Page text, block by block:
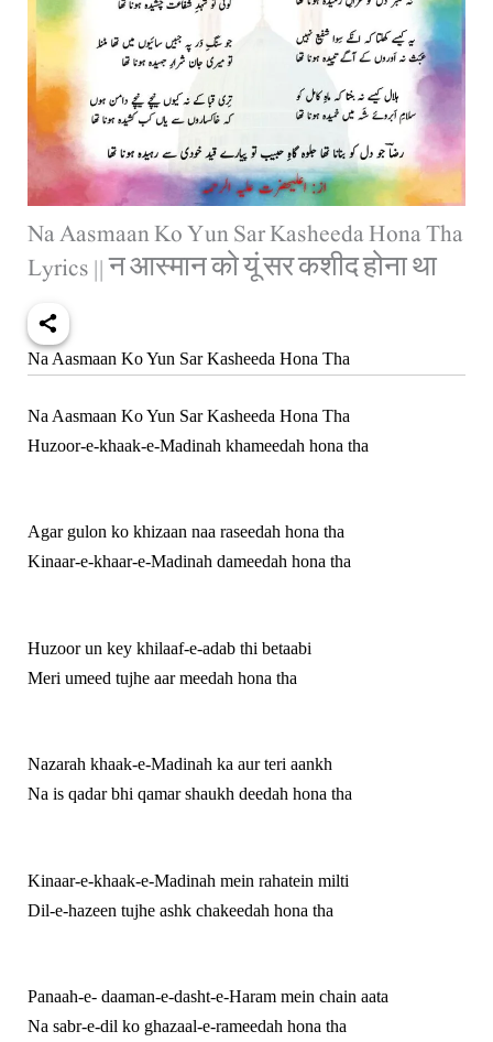
Na Aasmaan Ko Yun Sar Kasheeda Hona Tha
Lyrics || न आस्मान को यूं सर कशीद होना था
Na Aasmaan Ko Yun Sar Kasheeda Hona Tha
Na Aasmaan Ko Yun Sar Kasheeda Hona Tha
Huzoor-e-khaak-e-Madinah khameedah hona tha
Agar gulon ko khizaan naa raseedah hona tha
Kinaar-e-khaar-e-Madinah dameedah hona tha
Huzoor un key khilaaf-e-adab thi betaabi
Meri umeed tujhe aar meedah hona tha
Nazarah khaak-e-Madinah ka aur teri aankh
Na is qadar bhi qamar shaukh deedah hona tha
Kinaar-e-khaak-e-Madinah mein rahatein milti
Dil-e-hazeen tujhe ashk chakeedah hona tha
Panaah-e- daaman-e-dasht-e-Haram mein chain aata
Na sabr-e-dil ko ghazaal-e-rameedah hona tha